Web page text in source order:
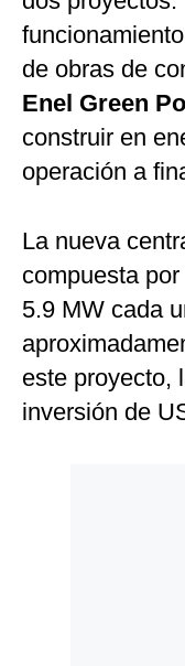
de obras de
Enel Green
construir en
operación a
La nueva
compuesta por
5.9 MW cada
este proyecto,
inversión de